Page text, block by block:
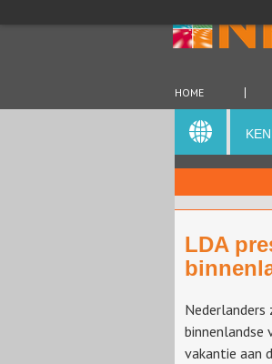
HOME
LDA
Nederlanders
binnenlandse
vakantie aan